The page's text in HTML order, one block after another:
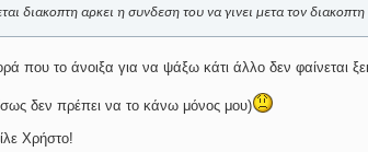
διακοπτη αρκει η συνδεση του να γινει μετα τον διακοπτη
που το άνοιξα για να ψάξω κάτι άλλο δεν φαίνεται
δεν πρέπει να το κάνω μόνος μου)
Χρήστο!